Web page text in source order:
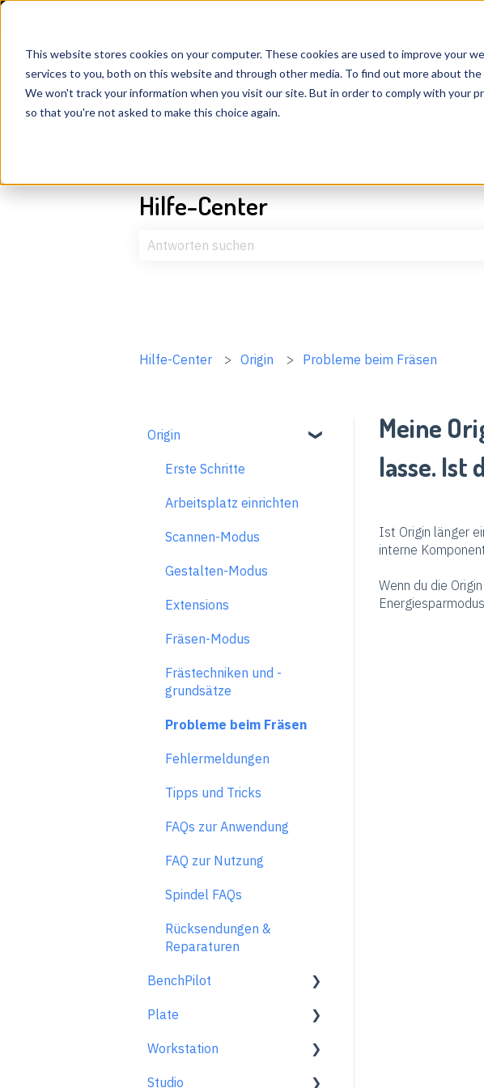
This website stores cookies on your computer. These cookies are used to improve your
services to you, both on this website and through other media. To find out more about the
We won't track your information when you visit our site. But in order to comply with your
so that you're not asked to make this choice again.
Hilfe-Center
Hilfe-Center Origin Probleme beim Fräsen
Meine
lasse. Ist
Ist Origin länger
interne
Wenn du die
Origin
Erste Schritte
Arbeitsplatz einrichten
Scannen-Modus
Gestalten-Modus
Extensions
Fräsen-Modus
Frästechniken und -
grundsätze
Probleme beim Fräsen
Fehlermeldungen
Tipps und Tricks
FAQs zur Anwendung
FAQ zur Nutzung
Spindel FAQs
Rücksendungen &
Reparaturen
BenchPilot
Mit BenchPilot verbinden
Einstellungen vor dem
Plate
Allgemein
Im Überblick
Workstation
Generelle Informationen
Studio